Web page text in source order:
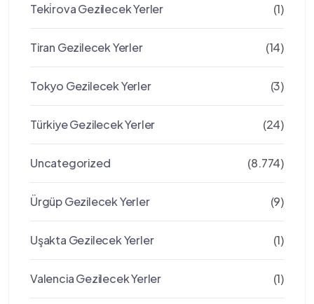
Teki̇rova Gezilecek Yerler (1)
Tiran Gezilecek Yerler (14)
Tokyo Gezilecek Yerler (3)
Türkiye Gezilecek Yerler (24)
Uncategorized (8.774)
Ürgüp Gezilecek Yerler (9)
Uşakta Gezilecek Yerler (1)
Valencia Gezilecek Yerler (1)